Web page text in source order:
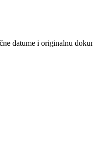
datume i originalnu